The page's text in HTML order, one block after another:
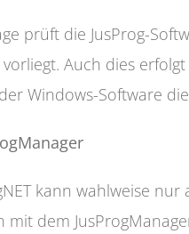
prüft die JusProg-
Auch dies
Windows-Software
kann wahlweise
dem